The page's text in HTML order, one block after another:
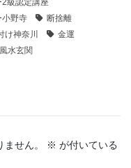
級認定講座
小野寺
断捨離
け神奈川
金運
風水玄関
せん。 ※ が付いている